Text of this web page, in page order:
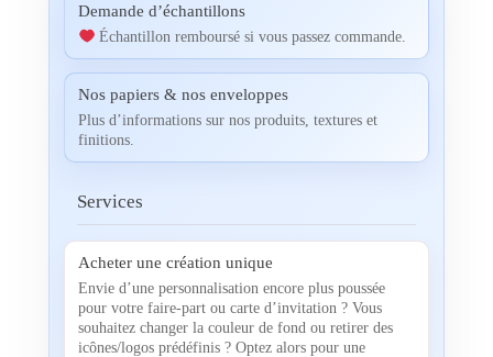
Demande d’échantillons
Échantillon remboursé si vous passez commande.
Nos papiers & nos enveloppes
Plus d’informations sur nos produits, textures et
finitions.
Services
Acheter une création unique
Envie d’une personnalisation encore plus poussée
pour votre faire-part ou carte d’invitation ? Vous
souhaitez changer la couleur de fond ou retirer des
icônes/logos prédéfinis ? Optez alors pour une